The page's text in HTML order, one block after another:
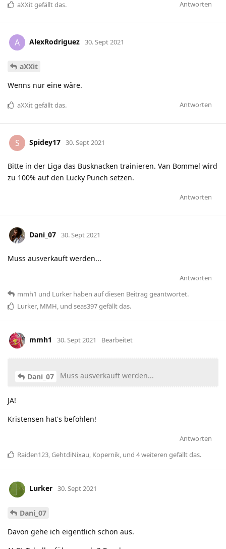
Antworten
aXXitgefällt das.
A AlexRodriguez 30. Sept 2021
aXXit
Wenns nur eine wäre.
Antworten
aXXitgefällt das.
S Spidey17 30. Sept 2021
Bitte in der Liga das Busknacken trainieren. Van Bommel wird
zu 100% auf den Lucky Punch setzen.
Antworten
Dani_07 30. Sept 2021
Muss ausverkauft werden...
Antworten
mmh1 und Lurker haben auf diesen Beitrag geantwortet.
Lurker, MMH, und seas397gefällt das.
mmh1 30. Sept 2021 Bearbeitet
Dani_07 Muss ausverkauft werden...
JA!
Kristensen hat's befohlen!
Antworten
Raiden123 GehtdiNixau Kopernik , und 4weiteren gefällt das.
Lurker 30. Sept 2021
Dani_07
Davon gehe ich eigentlich schon aus.